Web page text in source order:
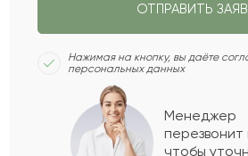
Алан
Показать еще
ОТПРАВИТЬ
Нажимая на кнопку, вы даёте
персональных данных
Менеджер
перезвонит
чтобы